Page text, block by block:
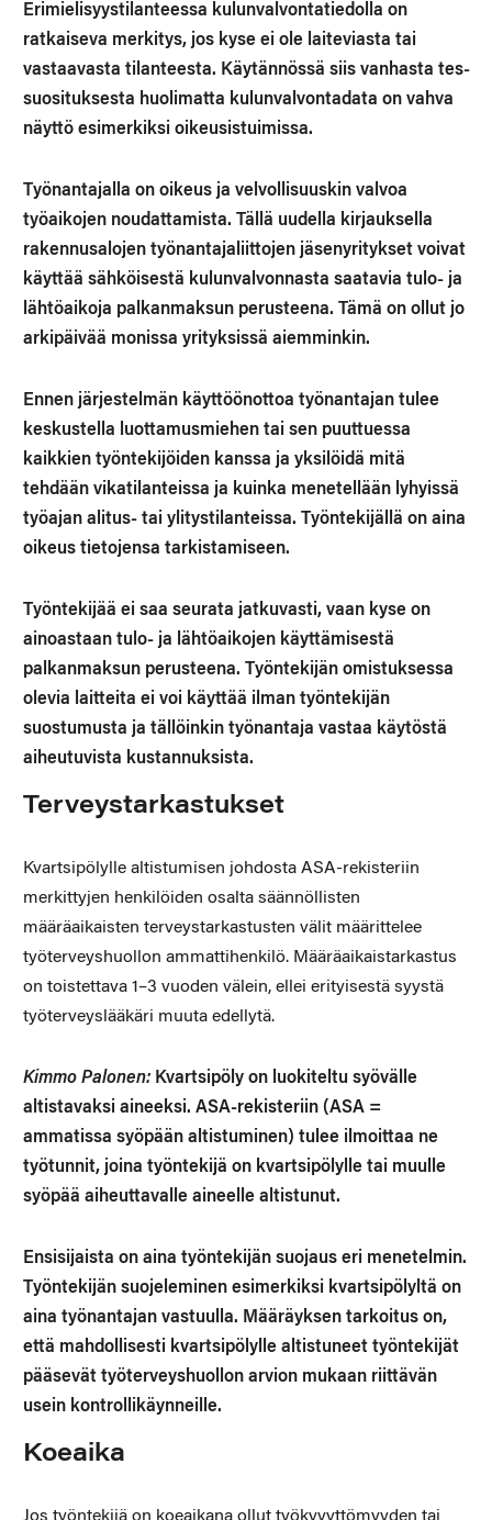
Erimielisyystilanteessa kulunvalvontatiedolla on
ratkaiseva merkitys, jos kyse ei ole laiteviasta tai
vastaavasta tilanteesta. Käytännössä siis vanhasta tes-
suosituksesta huolimatta kulunvalvontadata on vahva
näyttö esimerkiksi oikeusistuimissa.
Työnantajalla on oikeus ja velvollisuuskin valvoa
työaikojen noudattamista. Tällä uudella kirjauksella
rakennusalojen työnantajaliittojen jäsenyritykset voivat
käyttää sähköisestä kulunvalvonnasta saatavia tulo- ja
lähtöaikoja palkanmaksun perusteena. Tämä on ollut jo
arkipäivää monissa yrityksissä aiemminkin.
Ennen järjestelmän käyttöönottoa työnantajan tulee
keskustella luottamusmiehen tai sen puuttuessa
kaikkien työntekijöiden kanssa ja yksilöidä mitä
tehdään vikatilanteissa ja kuinka menetellään lyhyissä
työajan alitus- tai ylitystilanteissa. Työntekijällä on aina
oikeus tietojensa tarkistamiseen.
Työntekijää ei saa seurata jatkuvasti, vaan kyse on
ainoastaan tulo- ja lähtöaikojen käyttämisestä
palkanmaksun perusteena. Työntekijän omistuksessa
olevia laitteita ei voi käyttää ilman työntekijän
suostumusta ja tällöinkin työnantaja vastaa käytöstä
aiheutuvista kustannuksista.
Terveystarkastukset
Kvartsipölylle altistumisen johdosta ASA-rekisteriin
merkittyjen henkilöiden osalta säännöllisten
määräaikaisten terveystarkastusten välit määrittelee
työterveyshuollon ammattihenkilö. Määräaikaistarkastus
on toistettava 1–3 vuoden välein, ellei erityisestä syystä
työterveyslääkäri muuta edellytä.
Kimmo Palonen:Kvartsipöly on luokiteltu syövälle
altistavaksi aineeksi. ASA-rekisteriin (ASA =
ammatissa syöpään altistuminen) tulee ilmoittaa ne
työtunnit, joina työntekijä on kvartsipölylle tai muulle
syöpää aiheuttavalle aineelle altistunut.
Ensisijaista on aina työntekijän suojaus eri menetelmin.
Työntekijän suojeleminen esimerkiksi kvartsipölyltä on
aina työnantajan vastuulla. Määräyksen tarkoitus on,
että mahdollisesti kvartsipölylle altistuneet työntekijät
pääsevät työterveyshuollon arvion mukaan riittävän
usein kontrollikäynneille.
Koeaika
Jos työntekijä on koeaikana ollut työkyvyttömyyden tai